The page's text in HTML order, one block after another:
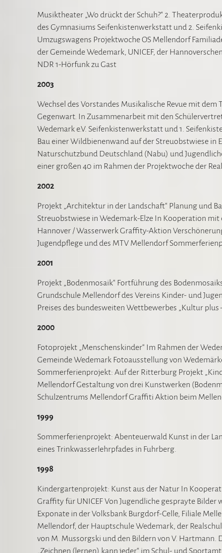
Musiktheater „Wo drückt der Schuh?“ 2.
des Gymnasiums Seifenkistenwerkstatt und 2.
Umzugswagens Projektwoche OS Mellendorf
der Gemeinde Wedemark, UNICEF, der
NDR 1-Hörfunk zu Gast
2003
Wechsel des Vorstandes Musikalische Revue mit dem
Gegenwart. In Zusammenarbeit mit den
Wedemark e.V. Seifenkistenwerkstatt und 1.
Bau einer Wildbienenwand auf der Streuobstwiese
Naturschutzbund Deutschland (Nabu) und
einer großen 40 im Rahmen der Projektwoche der
2002
Projekt „Architektur in der Landschaft“ Planung und
Streuobstwiese in Wedemark-Elze In Kooperation
Hannover / Wasserwerk Graffity-Aktion
Jugendpflege und des MTV Mellendorf
2001
Projekt „Bodenmosaik“ Fortführung des
Grundschule Mellendorf des Vereins Kinder- und
Preises des bundesweiten Wettbewerbes „Kultur
2000
Fotoprojekt „Menschenskinder“ Im Rahmen der
Gemeinde Wedemark Fotoausstellung von
Sommerferienprojekt: Auf der Ritterburg Projekt
Mellendorf Gestaltung von drei Kunstwerken
Schulzentrums Mellendorf Graffiti Aktion beim
1999
Sommerferienprojekt: Abenteuerwald Kunst in der
eines Trinkwasserlehrpfades in Fuhrberg.
1998
Kindergartenprojekt: Kunst aus der Natur In
Graffity für UNICEF Von Jugendliche gesprayte
Exponate in der Volksbank Burgdorf-Celle, Filiale
Mellendorf, der Hauptschule Wedemark, der
von M. Mussorgski und den Bildern von V.
„Zeichnen (lernen) kann jeder“ im Schul- und